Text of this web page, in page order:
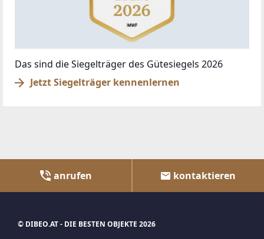
Das sind die Siegelträger des Gütesiegels 2026
Jetzt Siegelträger kennenlernen
anrufen kontaktieren
© DIBEO.AT - DIE BESTEN OBJEKTE 2026